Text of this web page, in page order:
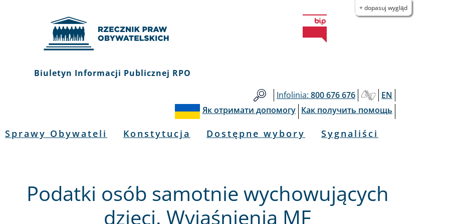
+ dopasuj wygląd
Biuletyn Informacji Publicznej RPO
Infolinia: 800 676 676
EN
Як отримати допомогу Как получить помощь
Sprawy Obywateli Konstytucja Dostępne wybory Sygnaliści
Podatki osób samotnie wychowujących
dzieci. Wyjaśnienia MF